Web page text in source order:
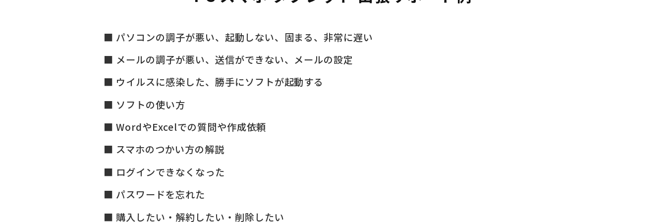
パソコンの調子が悪い、起動しない、固まる、非常に遅い
メールの調子が悪い、送信ができない、メールの設定
ウイルスに感染した、勝手にソフトが起動する
ソフトの使い方
WordやExcelでの質問や作成依頼
スマホのつかい方の解説
ログインできなくなった
パスワードを忘れた
購入したい・解約したい・削除したい